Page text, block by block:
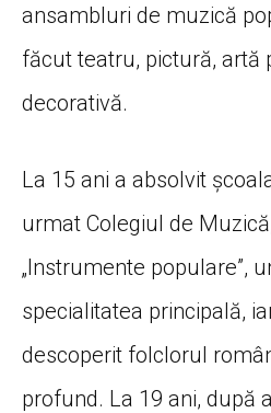
ansambluri de muzică
făcut teatru, pictură, artă
decorativă.
La 15 ani a absolvit
urmat Colegiul de
„Instrumente populare”,
specialitatea principală,
descoperit folclorul
profund. La 19 ani, după